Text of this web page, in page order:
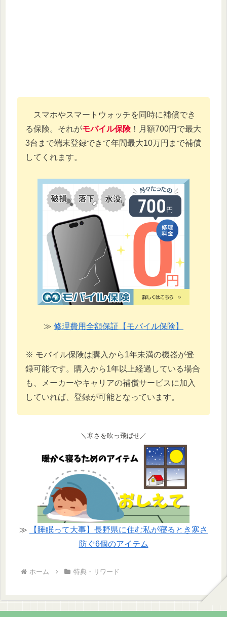
スマホやスマートウォッチを同時に補償でき
る保険。それがモバイル保険！月額700円で最大
3台まで端末登録できて年間最大10万円まで補償
してくれます。
≫ 修理費用全額保証【モバイル保険】
※ モバイル保険は購入から1年未満の機器が登
録可能です。購入から1年以上経過している場合
も、メーカーやキャリアの補償サービスに加入
していれば、登録が可能となっています。
＼寒さを吹っ飛ばせ／
≫
【睡眠って大事】長野県に住む私が寝るとき寒さ
防ぐ6個のアイテム
ホーム 特典・リワード